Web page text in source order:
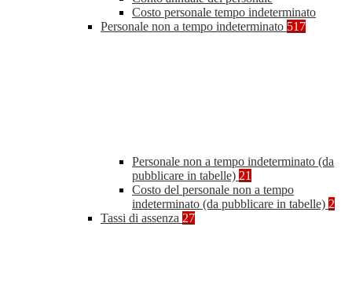
Costo personale tempo indeterminato
Personale non a tempo indeterminato 517
Personale non a tempo indeterminato (da
pubblicare in tabelle) 21
Costo del personale non a tempo
indeterminato (da pubblicare in tabelle) 2
Tassi di assenza 27